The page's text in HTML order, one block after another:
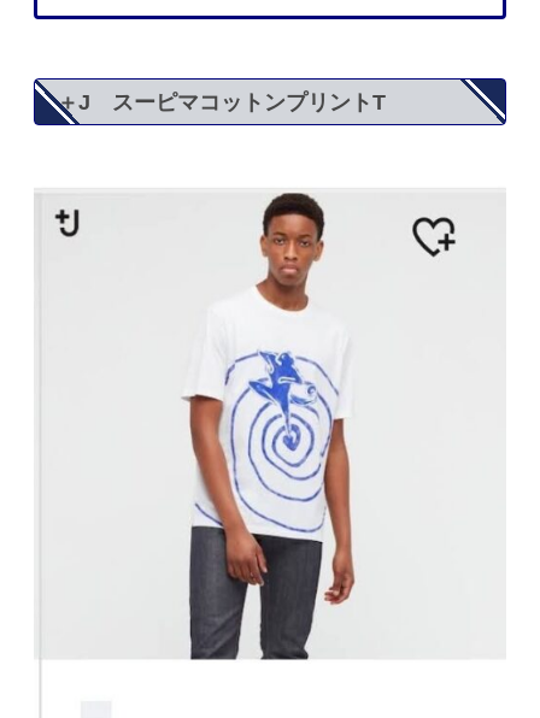
＋J スーピマコットンプリントT